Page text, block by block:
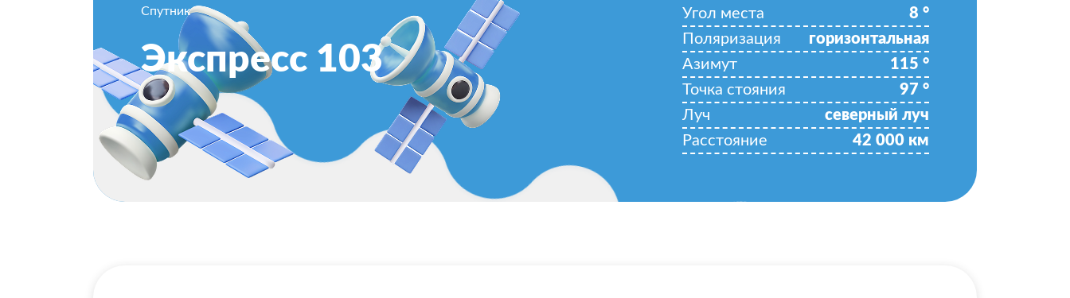
Спутник
Экспресс 103
Угол места 8 °
Поляризация
горизонтальная
Азимут
115 °
Точка стояния
97 °
Луч
северный луч
Расстояние
42 000 км